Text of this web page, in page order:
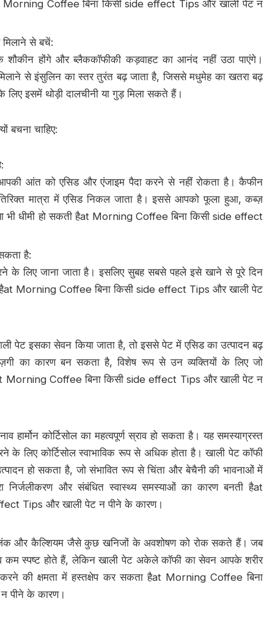
Morning Coffee बिना किसी side effect Tips और खाली पेट न
से बचें:
होंगे और ब्लैककॉफीकी कड़वाहट का आनंद नहीं उठा पाएंगे।
से इंसुलिन का स्तर तुरंत बढ़ जाता है, जिससे मधुमेह का खतरा बढ़
इसमें थोड़ी दालचीनी या गुड़ मिला सकते हैं।
चाहिए:
आंत को एसिड और एंजाइम पैदा करने से नहीं रोकता है। कैफीन
मात्रा में एसिड निकल जाता है। इससे आपको फूला हुआ, कब्ज़
भी धीमी हो सकती हैat Morning Coffee बिना किसी side effect
है:
के लिए जाना जाता है। इसलिए सुबह सबसे पहले इसे खाने से पूरे दिन
हैat Morning Coffee बिना किसी side effect Tips और खाली पेट
पेट इसका सेवन किया जाता है, तो इससे पेट में एसिड का उत्पादन बढ़
का कारण बन सकता है, विशेष रूप से उन व्यक्तियों के लिए जो
Morning Coffee बिना किसी side effect Tips और खाली पेट न
कोर्टिसोल का महत्वपूर्ण स्राव हो सकता है। यह समस्याग्रस्त
लिए कोर्टिसोल स्वाभाविक रूप से अधिक होता है। खाली पेट कॉफी
हो सकता है, जो संभावित रूप से चिंता और बेचैनी की भावनाओं में
निर्जलीकरण और संबंधित स्वास्थ्य समस्याओं का कारण बनती हैat
Tips और खाली पेट न पीने के कारण।
और कैल्शियम जैसे कुछ खनिजों के अवशोषण को रोक सकते हैं। जब
कम स्पष्ट होते हैं, लेकिन खाली पेट अकेले कॉफी का सेवन आपके शरीर
की क्षमता में हस्तक्षेप कर सकता हैat Morning Coffee बिना
पीने के कारण।